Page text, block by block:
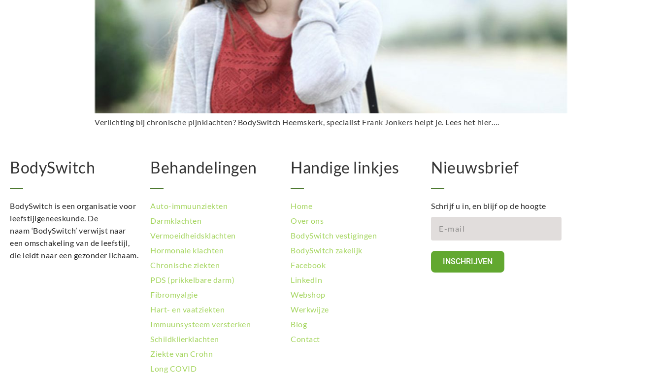
Verlichting bij chronische pijnklachten? BodySwitch Heemskerk, specialist Frank Jonkers helpt je. Lees het hier….
BodySwitch
BodySwitch is een organisatie voor
leefstijlgeneeskunde. De
naam ‘BodySwitch’ verwijst naar
een omschakeling van de leefstijl,
die leidt naar een gezonder lichaam.
Behandelingen
Auto-immuunziekten
Darmklachten
Vermoeidheidsklachten
Hormonale klachten
Chronische ziekten
PDS (prikkelbare darm)
Fibromyalgie
Hart- en vaatziekten
Immuunsysteem versterken
Schildklierklachten
Ziekte van Crohn
Long COVID
Handige linkjes
Home
Over ons
BodySwitch vestigingen
BodySwitch zakelijk
Facebook
LinkedIn
Webshop
Werkwijze
Blog
Contact
Nieuwsbrief
Schrijf u in, en blijf op de hoogte
INSCHRIJVEN